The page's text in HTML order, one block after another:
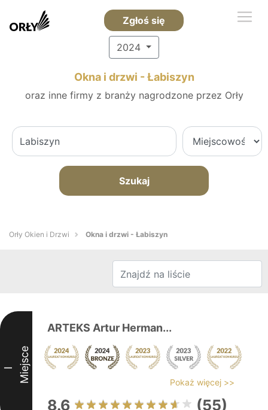
Zgłoś się
2024
Okna i drzwi - Łabiszyn
oraz inne firmy z branży nagrodzone przez Orły
Szukaj
Orły Okien i Drzwi Okna i drzwi - Łabiszyn
I Miejsce
ARTEKS Artur Herman...
Pokaż więcej >>
8.6 (55)